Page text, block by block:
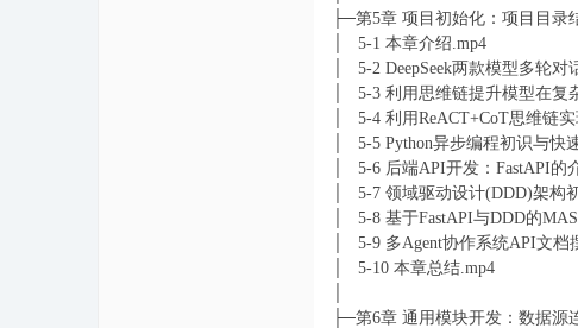
├─第5章 项目初始化：项目目录
│ 5-1 本章介绍.mp4
│ 5-2 DeepSeek两款模型多轮对
│ 5-3 利用思维链提升模型在复
│ 5-4 利用ReACT+CoT思维链
│ 5-5 Python异步编程初识与快
│ 5-6 后端API开发：FastAPI的
│ 5-7 领域驱动设计(DDD)架构
│ 5-8 基于FastAPI与DDD的
│ 5-9 多Agent协作系统API文档
│ 5-10 本章总结.mp4
├─第6章 通用模块开发：数据